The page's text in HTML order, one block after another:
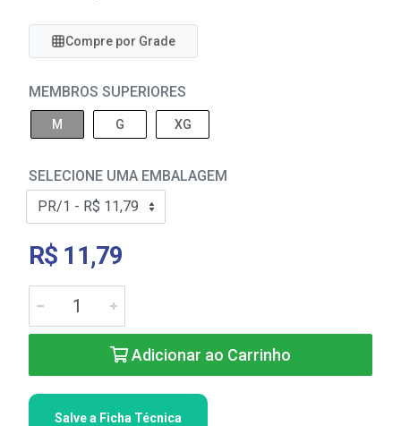
Compre por Grade
MEMBROS SUPERIORES
M G XG
SELECIONE UMA EMBALAGEM
R$ 11,79
Adicionar ao Carrinho
Salve a Ficha Técnica